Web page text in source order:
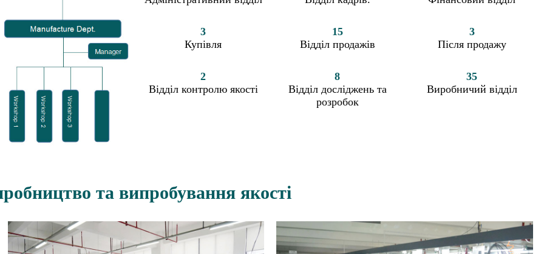
3
Купівля
15
Відділ продажів
3
Після продажу
2
Відділ контролю якості
8
Відділ досліджень та
розробок
35
Виробничий відділ
та випробування якості